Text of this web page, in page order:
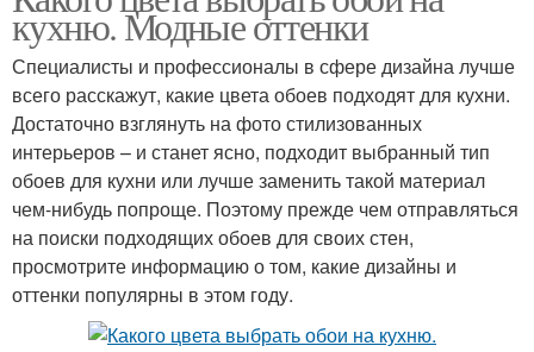
кухню. Модные оттенки
Специалисты и профессионалы в сфере дизайна лучше
всего расскажут, какие цвета обоев подходят для кухни.
Достаточно взглянуть на фото стилизованных
интерьеров – и станет ясно, подходит выбранный тип
обоев для кухни или лучше заменить такой материал
чем-нибудь попроще. Поэтому прежде чем отправляться
на поиски подходящих обоев для своих стен,
просмотрите информацию о том, какие дизайны и
оттенки популярны в этом году.